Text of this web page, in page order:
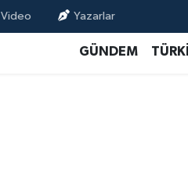
Video Yazarlar
GÜNDEM